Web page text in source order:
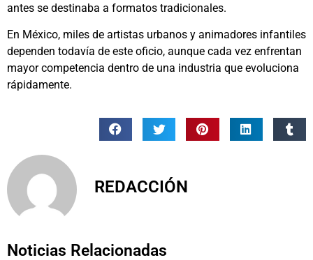
antes se destinaba a formatos tradicionales.
En México, miles de artistas urbanos y animadores infantiles
dependen todavía de este oficio, aunque cada vez enfrentan
mayor competencia dentro de una industria que evoluciona
rápidamente.
REDACCIÓN
Noticias Relacionadas